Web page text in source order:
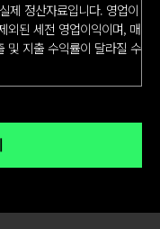
제 정산자료입니다.영업이
외된 세전 영업이익이며,매
및 지출 수익률이 달라질 수